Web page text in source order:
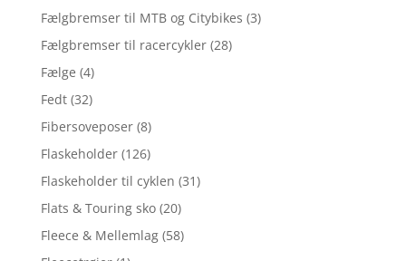
Fælgbremser til MTB og Citybikes (3)
Fælgbremser til racercykler (28)
Fælge (4)
Fedt (32)
Fibersoveposer (8)
Flaskeholder (126)
Flaskeholder til cyklen (31)
Flats & Touring sko (20)
Fleece & Mellemlag (58)